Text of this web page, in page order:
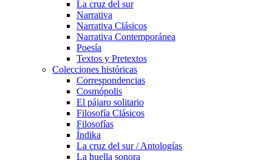
La cruz del sur
Narrativa
Narrativa Clásicos
Narrativa Contemporánea
Poesía
Textos y Pretextos
Colecciones históricas
Correspondencias
Cosmópolis
El pájaro solitario
Filosofía Clásicos
Filosofías
Índika
La cruz del sur / Antologías
La huella sonora